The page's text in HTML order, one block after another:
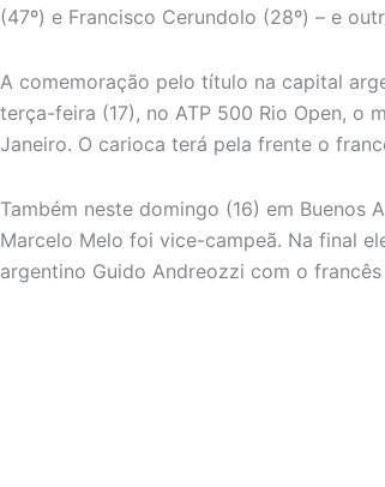
(47º) e Francisco Cerundolo (28º) – e
A comemoração pelo título na capital
terça-feira (17), no ATP 500 Rio Open, o
Janeiro. O carioca terá pela frente o
Também neste domingo (16) em Buenos
Marcelo Melo foi vice-campeã. Na final
argentino Guido Andreozzi com o